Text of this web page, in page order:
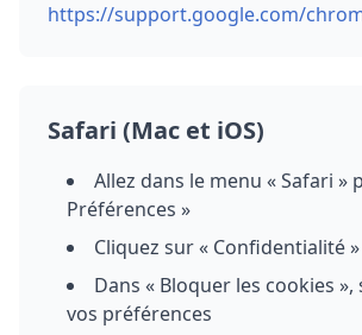
https://support.google.com/
Safari (Mac et iOS)
Allez dans le menu « Safari »
Préférences »
Cliquez sur « Confidentialité »
Dans « Bloquer les cookies
vos préférences